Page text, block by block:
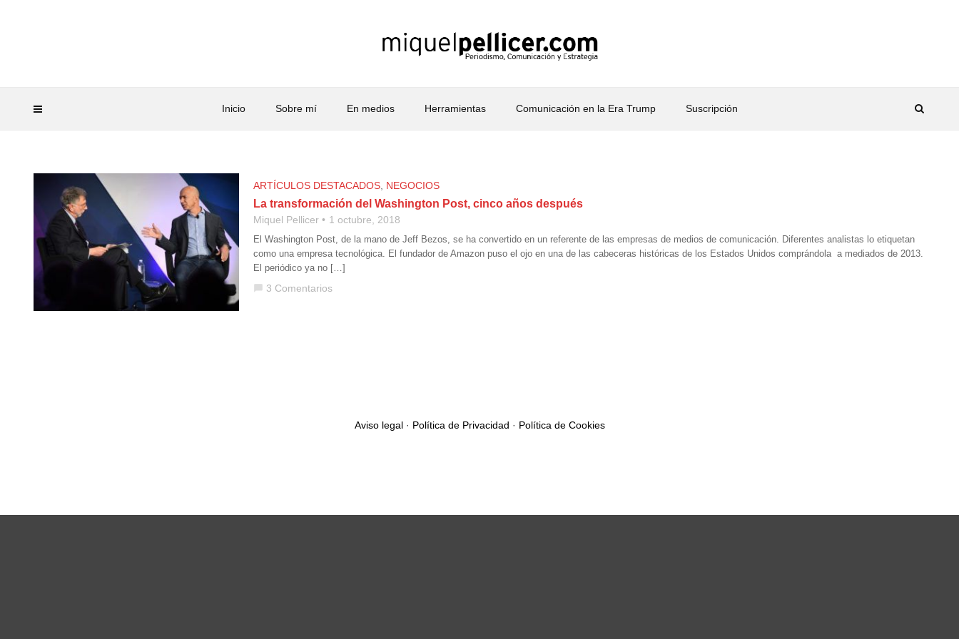
Inicio Sobre mí En medios Herramientas Comunicación en la Era Trump Suscripción
ARTÍCULOS DESTACADOS NEGOCIOS
La transformación del Washington Post, cinco años después
Miquel Pellicer 1 octubre, 2018
El Washington Post, de la mano de Jeff Bezos, se ha convertido en un referente de las empresas de medios de comunicación. Diferentes analistas lo etiquetan
como una empresa tecnológica. El fundador de Amazon puso el ojo en una de las cabeceras históricas de los Estados Unidos comprándola a mediados de 2013.
El periódico ya no […]
chat_bubble 3 Comentarios
Aviso legal· Política de Privacidad · Política de Cookies